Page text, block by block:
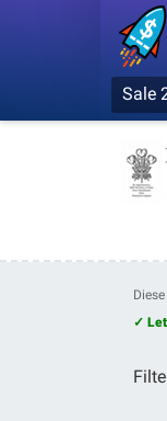
Sale
✓